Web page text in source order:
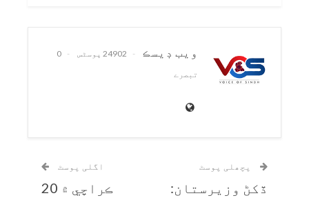
ويب ڊيسڪ 24902 پوسٹس
0
تبصرے
پچھلی پوسٹ
ڏکڻ وزيرستان:
اگلی پوسٹ
ڪراچي ۾ 20